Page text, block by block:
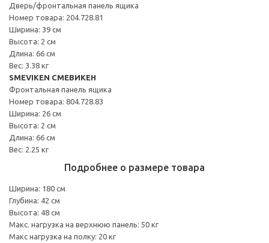
Дверь/фронтальная панель ящика
Номер товара: 204.728.81
Ширина: 39 см
Высота: 2 см
Длина: 66 см
Вес: 3.38 кг
SMEVIKEN СМЕВИКЕН
Фронтальная панель ящика
Номер товара: 804.728.83
Ширина: 26 см
Высота: 2 см
Длина: 66 см
Вес: 2.25 кг
Подробнее о размере товара
Ширина: 180 см
Глубина: 42 см
Высота: 48 см
Макс. нагрузка на верхнюю панель: 50 кг
Макс нагрузка на полку: 20 кг